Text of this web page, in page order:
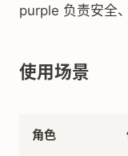
purple 负责安全
使用场景
角色